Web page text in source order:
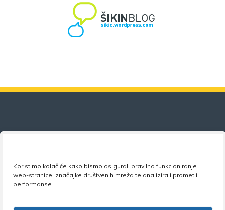
Koristimo kolačiće kako bismo osigurali pravilno funkcioniranje
web-stranice, značajke društvenih mreža te analizirali promet i
performanse.
Nezavisni sindikat znanosti i visokog
obrazovanja